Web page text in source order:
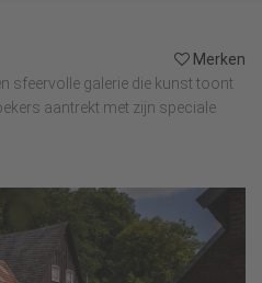
Merken
sfeervolle galerie die kunst toont
aantrekt met zijn speciale